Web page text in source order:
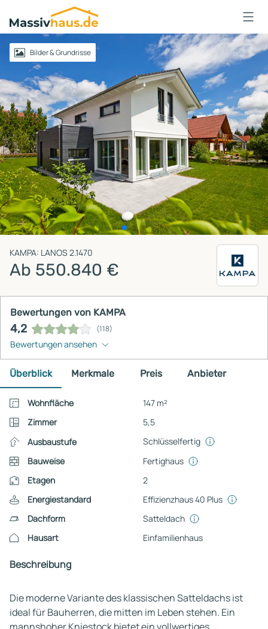
Massivhaus
Logo
AnmeldenBilder & Grundrisse
KAMPA: LANOS 2.1470
Ab 550.840 €
Bewertungen von KAMPA
4,2 (118)
Bewertungen ansehen
Überblick Merkmale Preis Anbieter
Wohnfläche
147 m²
Zimmer
5,5
Ausbaustufe
Schlüsselfertig
Bauweise
Fertighaus
Etagen
2
Energiestandard
Effizienzhaus 40 Plus
Dachform
Satteldach
Hausart
Einfamilienhaus
Beschreibung
Die moderne Variante des klassischen Satteldachs ist
ideal für Bauherren, die mitten im Leben stehen. Ein